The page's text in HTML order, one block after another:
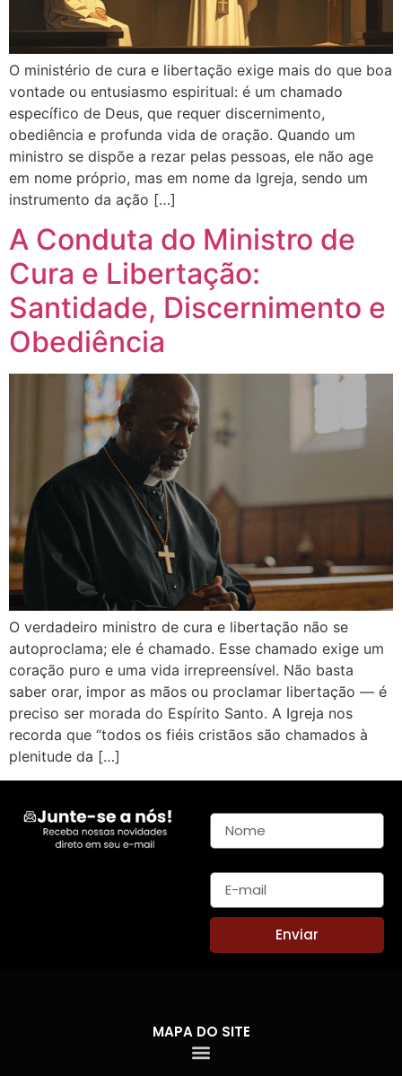
O ministério de cura e libertação exige mais do que boa
vontade ou entusiasmo espiritual: é um chamado
específico de Deus, que requer discernimento,
obediência e profunda vida de oração. Quando um
ministro se dispõe a rezar pelas pessoas, ele não age
em nome próprio, mas em nome da Igreja, sendo um
instrumento da ação […]
A Conduta do Ministro de
Cura e Libertação:
Santidade, Discernimento e
Obediência
O verdadeiro ministro de cura e libertação não se
autoproclama; ele é chamado. Esse chamado exige um
coração puro e uma vida irrepreensível. Não basta
saber orar, impor as mãos ou proclamar libertação — é
preciso ser morada do Espírito Santo. A Igreja nos
recorda que “todos os fiéis cristãos são chamados à
plenitude da […]
Enviar
MAPA DO SITE